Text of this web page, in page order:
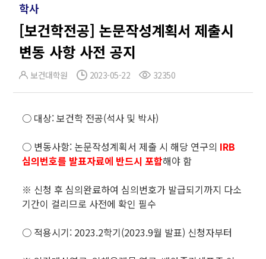
학사
[보건학전공] 논문작성계획서 제출시
변동 사항 사전 공지
보건대학원 2023-05-22 32350
○ 대상: 보건학 전공(석사 및 박사)
○ 변동사항: 논문작성계획서 제출 시 해당 연구의 IRB
심의번호를 발표자료에 반드시 포함해야 함
※ 신청 후 심의완료하여 심의번호가 발급되기까지 다소
기간이 걸리므로 사전에 확인 필수
○ 적용시기: 2023.2학기(2023.9월 발표) 신청자부터